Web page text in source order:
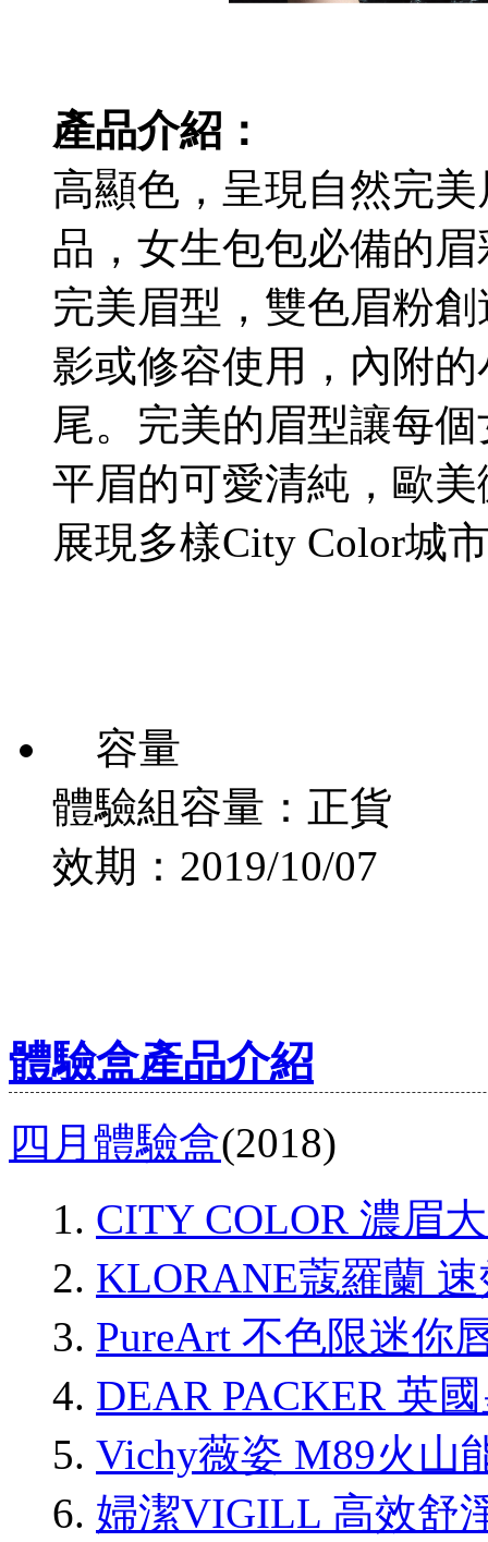
產品介紹：
高顯色，呈現自然完
品，女生包包必備的
完美眉型，雙色眉粉
影或修容使用，內附
尾。完美的眉型讓每
平眉的可愛清純，歐
展現多樣City Color城
容量
體驗組容量：正貨
效期：2019/10/07
體驗盒產品介紹
四月體驗盒(2018)
CITY COLOR 濃眉
KLORANE蔻羅蘭
PureArt 不色限迷你
DEAR PACKER 英
Vichy薇姿 M89火山
婦潔VIGILL 高效舒